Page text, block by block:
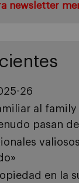
newsletter
26
al
pasan
en la